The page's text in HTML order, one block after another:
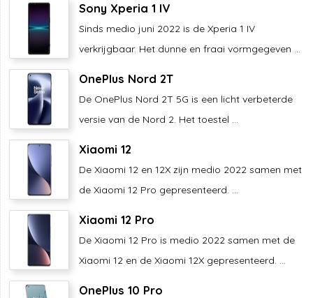
Sony Xperia 1 IV
Sinds medio juni 2022 is de Xperia 1 IV
verkrijgbaar. Het dunne en fraai vormgegeven ...
OnePlus Nord 2T
De OnePlus Nord 2T 5G is een licht verbeterde
versie van de Nord 2. Het toestel ...
Xiaomi 12
De Xiaomi 12 en 12X zijn medio 2022 samen met
de Xiaomi 12 Pro gepresenteerd. ...
Xiaomi 12 Pro
De Xiaomi 12 Pro is medio 2022 samen met de
Xiaomi 12 en de Xiaomi 12X gepresenteerd. ...
OnePlus 10 Pro